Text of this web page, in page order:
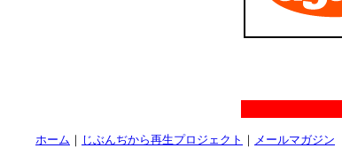
ホーム ｜ じぶんぢから再生プロジェクト ｜ メールマガジン